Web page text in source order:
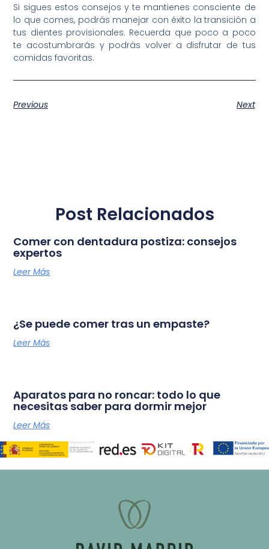
Si sigues estos consejos y te mantienes consciente de
lo que comes, podrás manejar con éxito la transición a
tus dientes provisionales. Recuerda que poco a poco
te acostumbrarás y podrás volver a disfrutar de tus
comidas favoritas.
Previous Next
Post Relacionados
Comer con dentadura postiza: consejos
expertos
Leer Más
¿Se puede comer tras un empaste?
Leer Más
Aparatos para no roncar: todo lo que
necesitas saber para dormir mejor
Leer Más